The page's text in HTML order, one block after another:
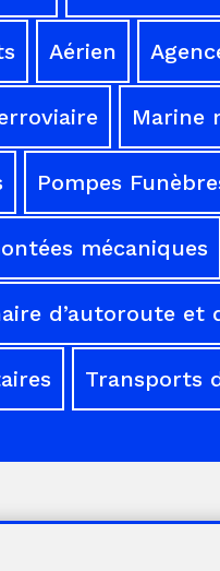
Aérien
Marine
Pompes
mécaniques
d’autoroute et
Transports